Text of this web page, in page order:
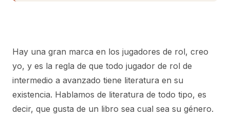
Hay una gran marca en los jugadores de rol, creo
yo, y es la regla de que todo jugador de rol de
intermedio a avanzado tiene literatura en su
existencia. Hablamos de literatura de todo tipo, es
decir, que gusta de un libro sea cual sea su género.